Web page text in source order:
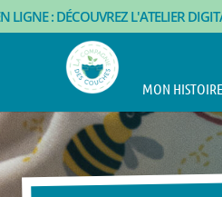
LIGNE : DÉCOUVREZ L'ATELIER
MON HISTOIRE